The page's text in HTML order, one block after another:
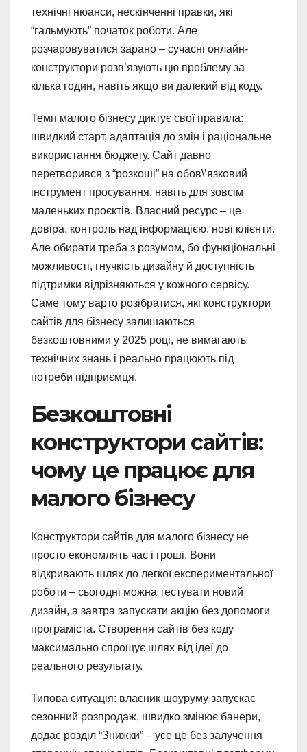
технічні нюанси, нескінченні правки, які
“гальмують” початок роботи. Але
розчаровуватися зарано – сучасні онлайн-
конструктори розв’язують цю проблему за
кілька годин, навіть якщо ви далекий від коду.
Темп малого бізнесу диктує свої правила:
швидкий старт, адаптація до змін і раціональне
використання бюджету. Сайт давно
перетворився з “розкоші” на обов\’язковий
інструмент просування, навіть для зовсім
маленьких проєктів. Власний ресурс – це
довіра, контроль над інформацією, нові клієнти.
Але обирати треба з розумом, бо функціональні
можливості, гнучкість дизайну й доступність
підтримки відрізняються у кожного сервісу.
Саме тому варто розібратися, які конструктори
сайтів для бізнесу залишаються
безкоштовними у 2025 році, не вимагають
технічних знань і реально працюють під
потреби підприємця.
Безкоштовні
конструктори сайтів:
чому це працює для
малого бізнесу
Конструктори сайтів для малого бізнесу не
просто економлять час і гроші. Вони
відкривають шлях до легкої експериментальної
роботи – сьогодні можна тестувати новий
дизайн, а завтра запускати акцію без допомоги
програміста. Створення сайтів без коду
максимально спрощує шлях від ідеї до
реального результату.
Типова ситуація: власник шоуруму запускає
сезонний розпродаж, швидко змінює банери,
додає розділ “Знижки” – усе це без залучення